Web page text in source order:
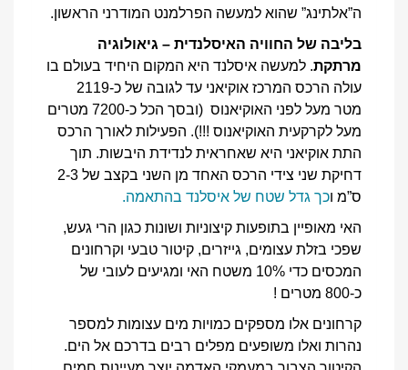
ה”אלתינג” שהוא למעשה הפרלמנט המודרני הראשון.
בליבה של החוויה האיסלנדית – גיאולוגיה
מרתקת. למעשה איסלנד היא המקום היחיד בעולם בו
עולה הרכס המרכז אוקיאני עד לגובה של כ-2119
מטר מעל לפני האוקיאנוס (ובסך הכל כ-7200 מטרים
מעל לקרקעית האוקיאנוס !!!). הפעילות לאורך הרכס
התת אוקיאני היא שאחראית לנדידת היבשות. תוך
דחיקת שני צידי הרכס האחד מן השני בקצב של 2-3
ס”מ וכך גדל שטח של איסלנד בהתאמה.
האי מאופיין בתופעות קיצוניות ושונות כגון הרי געש,
שפכי בזלת עצומים, גייזרים, קיטור טבעי וקרחונים
המכסים כדי 10% משטח האי ומגיעים לעובי של
כ-800 מטרים !
קרחונים אלו מספקים כמויות מים עצומות למספר
נהרות ואלו משופעים מפלים רבים בדרכם אל הים.